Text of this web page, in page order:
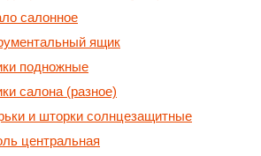
салонное
ящик
подножные
салона (разное)
и шторки солнцезащитные
центральная